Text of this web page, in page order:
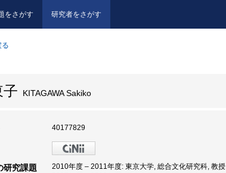
をさがす 研究者をさがす
る
子 KITAGAWA Sakiko
40177829
研究課題
2010年度 – 2011年度: 東京大学, 総合文化研究科, 教授